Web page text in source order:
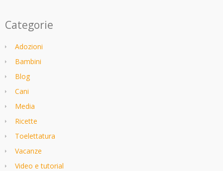
Categorie
Adozioni
Bambini
Blog
Cani
Media
Ricette
Toelettatura
Vacanze
Video e tutorial